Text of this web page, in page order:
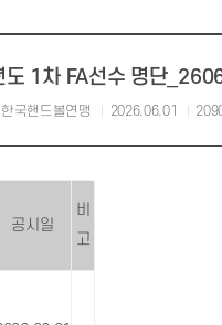
도 1차 FA선수 명단
한국핸드볼연맹 2026.06.01
공시일
비
고